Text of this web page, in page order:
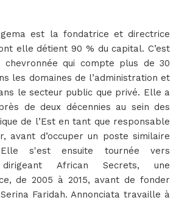
est la fondatrice et directrice
elle détient 90 % du capital. C’est
chevronnée qui compte plus de 30
les domaines de l’administration et
le secteur public que privé. Elle a
de deux décennies au sein des
de l’Est en tant que responsable
avant d’occuper un poste similaire
s'est ensuite tournée vers
dirigeant African Secrets, une
de 2005 à 2015, avant de fonder
Faridah. Annonciata travaille à